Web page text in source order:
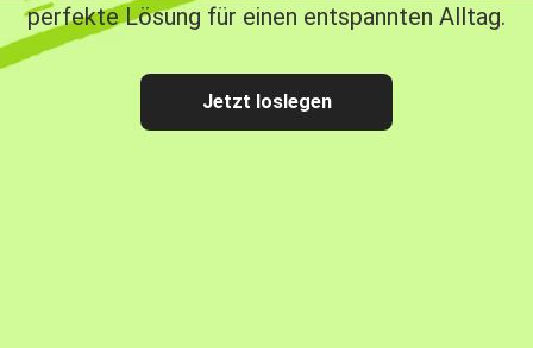
perfekte Lösung für einen entspannten Alltag.
Jetzt loslegen